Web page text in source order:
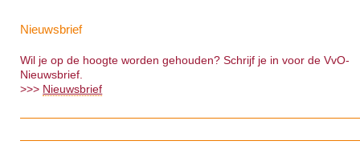
Nieuwsbrief
Wil je op de hoogte worden gehouden? Schrijf je in voor de VvO-
Nieuwsbrief.
>>> Nieuwsbrief